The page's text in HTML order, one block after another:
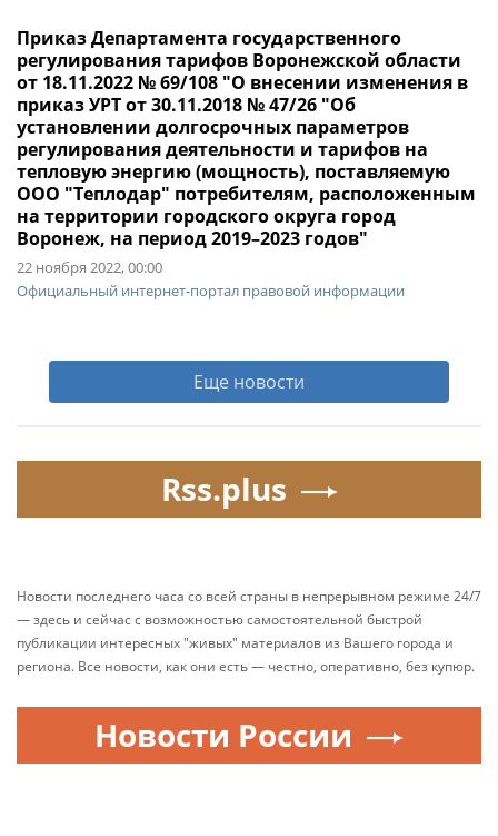
Приказ Департамента государственного
регулирования тарифов Воронежской области
от 18.11.2022 № 69/108 "О внесении изменения в
приказ УРТ от 30.11.2018 № 47/26 "Об
установлении долгосрочных параметров
регулирования деятельности и тарифов на
тепловую энергию (мощность), поставляемую
ООО "Теплодар" потребителям, расположенным
на территории городского округа город
Воронеж, на период 2019–2023 годов"
22 ноября 2022, 00:00
Официальный интернет-портал правовой информации
Еще новости
Rss.plus
Новости последнего часа со всей страны в непрерывном режиме 24/7
— здесь и сейчас с возможностью самостоятельной быстрой
публикации интересных "живых" материалов из Вашего города и
региона. Все новости, как они есть — честно, оперативно, без купюр.
Новости России